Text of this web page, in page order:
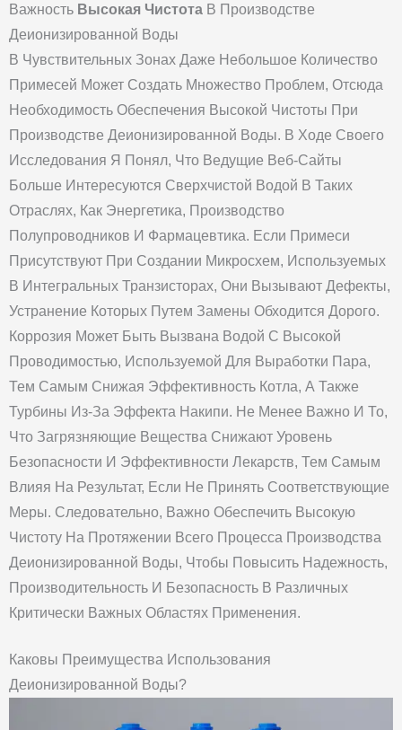
Важность Высокая Чистота В Производстве
Деионизированной Воды
В Чувствительных Зонах Даже Небольшое Количество
Примесей Может Создать Множество Проблем, Отсюда
Необходимость Обеспечения Высокой Чистоты При
Производстве Деионизированной Воды. В Ходе Своего
Исследования Я Понял, Что Ведущие Веб-Сайты
Больше Интересуются Сверхчистой Водой В Таких
Отраслях, Как Энергетика, Производство
Полупроводников И Фармацевтика. Если Примеси
Присутствуют При Создании Микросхем, Используемых
В Интегральных Транзисторах, Они Вызывают Дефекты,
Устранение Которых Путем Замены Обходится Дорого.
Коррозия Может Быть Вызвана Водой С Высокой
Проводимостью, Используемой Для Выработки Пара,
Тем Самым Снижая Эффективность Котла, А Также
Турбины Из-За Эффекта Накипи. Не Менее Важно И То,
Что Загрязняющие Вещества Снижают Уровень
Безопасности И Эффективности Лекарств, Тем Самым
Влияя На Результат, Если Не Принять Соответствующие
Меры. Следовательно, Важно Обеспечить Высокую
Чистоту На Протяжении Всего Процесса Производства
Деионизированной Воды, Чтобы Повысить Надежность,
Производительность И Безопасность В Различных
Критически Важных Областях Применения.
Каковы Преимущества Использования
Деионизированной Воды?